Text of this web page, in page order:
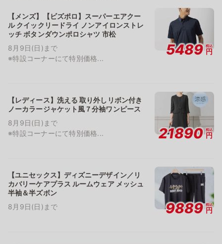
【メンズ】【ビズポロ】スーパーエアクー
ル クイックリードライ ノンアイロンストレ
ッチ ボタンダウンポロシャツ 市松
8月9日(日)まで
※特設コーナーにて特別価格...
5489 税込
円
【レディース】洗える 取り外しリボン付き
ノーカラージャケット風７分袖ワンピース
8月9日(日)まで
※特設コーナーにて特別価格...
21890 税込
円
【ユニセックス】ディズニーデザイン／リ
カバリーケアプラス ルームウェア メッシュ
半袖＆半ズボン
8月9日(日)まで
9889 税込
円